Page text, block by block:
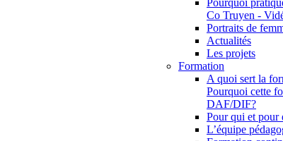
Co Truyen -
Portraits de
Actualités
Les projets
Formation
A quoi sert la
Pourquoi cette
DAF/DIF?
Pour qui et pour
L’équipe